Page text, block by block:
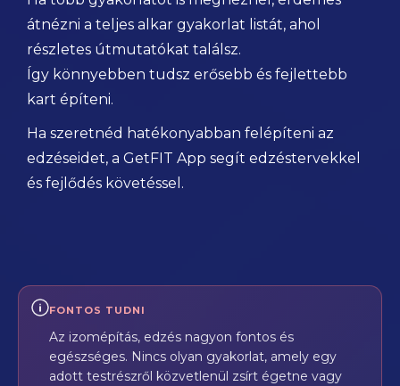
átnézni a teljes alkar gyakorlat listát, ahol
részletes útmutatókat találsz.
Így könnyebben tudsz erősebb és fejlettebb
kart építeni.
Ha szeretnéd hatékonyabban felépíteni az
edzéseidet, a GetFIT App segít edzéstervekkel
és fejlődés követéssel.
FONTOS TUDNI
Az izomépítás, edzés nagyon fontos és
egészséges. Nincs olyan gyakorlat, amely egy
adott testrészről közvetlenül zsírt égetne vagy